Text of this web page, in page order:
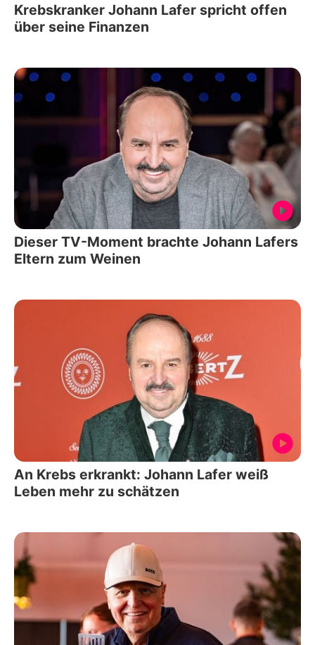
Krebskranker Johann Lafer spricht offen
über seine Finanzen
Dieser TV-Moment brachte Johann Lafers
Eltern zum Weinen
An Krebs erkrankt: Johann Lafer weiß
Leben mehr zu schätzen